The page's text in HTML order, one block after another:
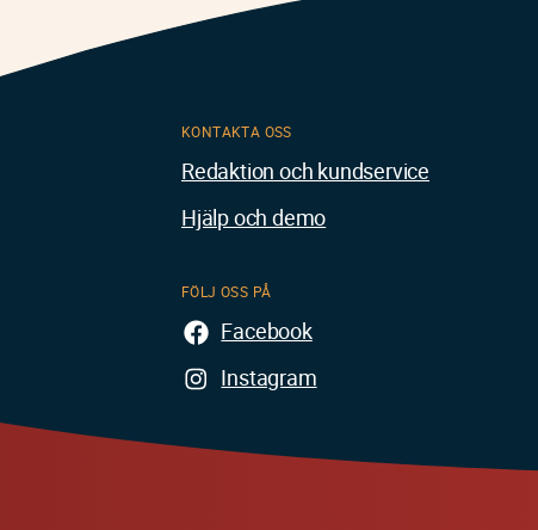
KONTAKTA OSS
Redaktion och kundservice
Hjälp och demo
FÖLJ OSS PÅ
Facebook
Instagram